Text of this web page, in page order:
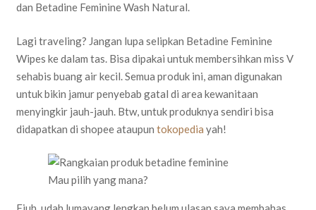
dan Betadine Feminine Wash Natural.
Lagi traveling? Jangan lupa selipkan Betadine Feminine
Wipes ke dalam tas. Bisa dipakai untuk membersihkan miss V
sehabis buang air kecil. Semua produk ini, aman digunakan
untuk bikin jamur penyebab gatal di area kewanitaan
menyingkir jauh-jauh. Btw, untuk produknya sendiri bisa
didapatkan di shopee ataupun tokopedia yah!
Mau pilih yang mana?